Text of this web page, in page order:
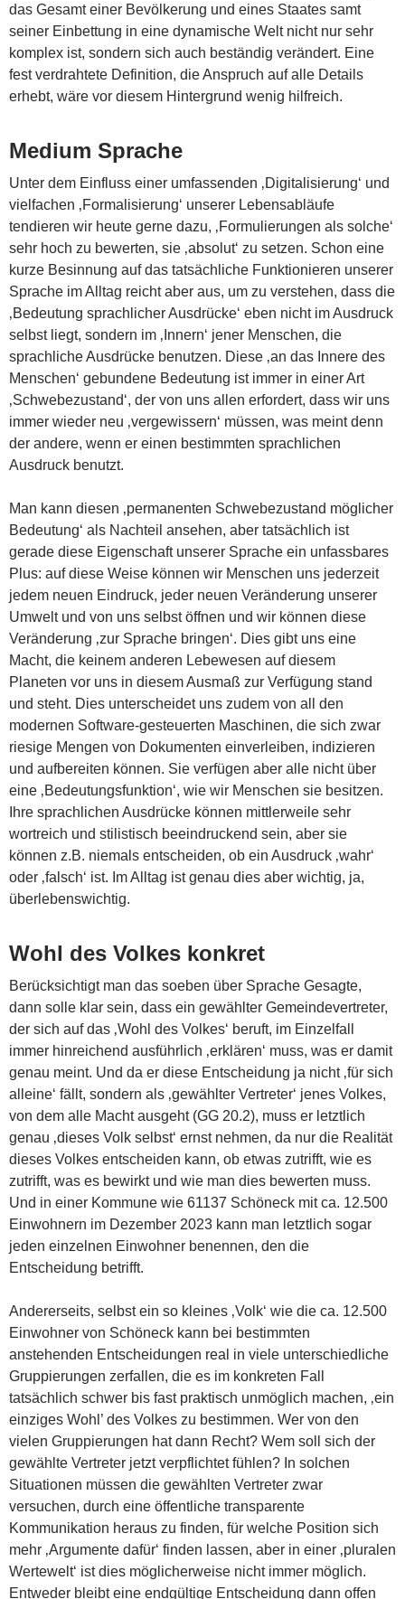
das Gesamt einer Bevölkerung und eines Staates samt
seiner Einbettung in eine dynamische Welt nicht nur sehr
komplex ist, sondern sich auch beständig verändert. Eine
fest verdrahtete Definition, die Anspruch auf alle Details
erhebt, wäre vor diesem Hintergrund wenig hilfreich.
Medium Sprache
Unter dem Einfluss einer umfassenden ‚Digitalisierung‘ und
vielfachen ‚Formalisierung‘ unserer Lebensabläufe
tendieren wir heute gerne dazu, ‚Formulierungen als solche‘
sehr hoch zu bewerten, sie ‚absolut‘ zu setzen. Schon eine
kurze Besinnung auf das tatsächliche Funktionieren unserer
Sprache im Alltag reicht aber aus, um zu verstehen, dass die
‚Bedeutung sprachlicher Ausdrücke‘ eben nicht im Ausdruck
selbst liegt, sondern im ‚Innern‘ jener Menschen, die
sprachliche Ausdrücke benutzen. Diese ‚an das Innere des
Menschen‘ gebundene Bedeutung ist immer in einer Art
‚Schwebezustand‘, der von uns allen erfordert, dass wir uns
immer wieder neu ‚vergewissern‘ müssen, was meint denn
der andere, wenn er einen bestimmten sprachlichen
Ausdruck benutzt.
Man kann diesen ‚permanenten Schwebezustand möglicher
Bedeutung‘ als Nachteil ansehen, aber tatsächlich ist
gerade diese Eigenschaft unserer Sprache ein unfassbares
Plus: auf diese Weise können wir Menschen uns jederzeit
jedem neuen Eindruck, jeder neuen Veränderung unserer
Umwelt und von uns selbst öffnen und wir können diese
Veränderung ‚zur Sprache bringen‘. Dies gibt uns eine
Macht, die keinem anderen Lebewesen auf diesem
Planeten vor uns in diesem Ausmaß zur Verfügung stand
und steht. Dies unterscheidet uns zudem von all den
modernen Software-gesteuerten Maschinen, die sich zwar
riesige Mengen von Dokumenten einverleiben, indizieren
und aufbereiten können. Sie verfügen aber alle nicht über
eine ‚Bedeutungsfunktion‘, wie wir Menschen sie besitzen.
Ihre sprachlichen Ausdrücke können mittlerweile sehr
wortreich und stilistisch beeindruckend sein, aber sie
können z.B. niemals entscheiden, ob ein Ausdruck ‚wahr‘
oder ‚falsch‘ ist. Im Alltag ist genau dies aber wichtig, ja,
überlebenswichtig.
Wohl des Volkes konkret
Berücksichtigt man das soeben über Sprache Gesagte,
dann solle klar sein, dass ein gewählter Gemeindevertreter,
der sich auf das ‚Wohl des Volkes‘ beruft, im Einzelfall
immer hinreichend ausführlich ‚erklären‘ muss, was er damit
genau meint. Und da er diese Entscheidung ja nicht ‚für sich
alleine‘ fällt, sondern als ‚gewählter Vertreter‘ jenes Volkes,
von dem alle Macht ausgeht (GG 20.2), muss er letztlich
genau ‚dieses Volk selbst‘ ernst nehmen, da nur die Realität
dieses Volkes entscheiden kann, ob etwas zutrifft, wie es
zutrifft, was es bewirkt und wie man dies bewerten muss.
Und in einer Kommune wie 61137 Schöneck mit ca. 12.500
Einwohnern im Dezember 2023 kann man letztlich sogar
jeden einzelnen Einwohner benennen, den die
Entscheidung betrifft.
Andererseits, selbst ein so kleines ‚Volk‘ wie die ca. 12.500
Einwohner von Schöneck kann bei bestimmten
anstehenden Entscheidungen real in viele unterschiedliche
Gruppierungen zerfallen, die es im konkreten Fall
tatsächlich schwer bis fast praktisch unmöglich machen, ‚ein
einziges Wohl’ des Volkes zu bestimmen. Wer von den
vielen Gruppierungen hat dann Recht? Wem soll sich der
gewählte Vertreter jetzt verpflichtet fühlen? In solchen
Situationen müssen die gewählten Vertreter zwar
versuchen, durch eine öffentliche transparente
Kommunikation heraus zu finden, für welche Position sich
mehr ‚Argumente dafür‘ finden lassen, aber in einer ‚pluralen
Wertewelt‘ ist dies möglicherweise nicht immer möglich.
Entweder bleibt eine endgültige Entscheidung dann offen